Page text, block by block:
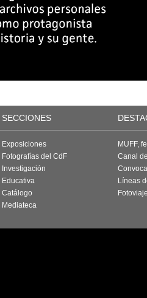
SECCIONES
Exposiciones
Fotografías del CdF
Investigación
Educativa
Catálogo
Mediateca
MUFF,
Canal
Líneas